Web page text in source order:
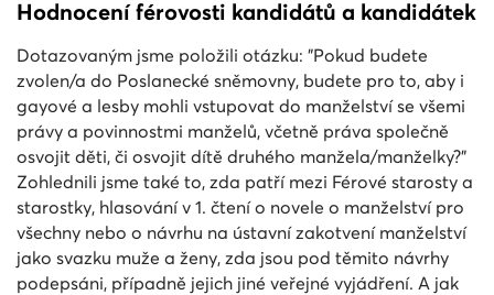
Hodnocení férovosti kandidátů a kandidátek
Dotazovaným jsme položili otázku: "Pokud budete
zvolen/a do Poslanecké sněmovny, budete pro to, aby i
gayové a lesby mohli vstupovat do manželství se všemi
právy a povinnostmi manželů, včetně práva společně
osvojit děti, či osvojit dítě druhého manžela/manželky?"
Zohlednili jsme také to, zda patří mezi Férové starosty a
starostky, hlasování v 1. čtení o novele o manželství pro
všechny nebo o návrhu na ústavní zakotvení manželství
jako svazku muže a ženy, zda jsou pod těmito návrhy
podepsáni, případně jejich jiné veřejné vyjádření. A jak